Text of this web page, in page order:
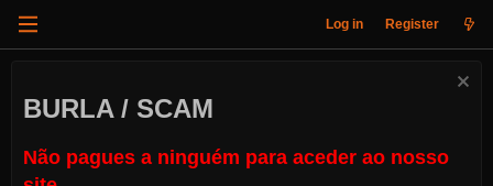
Log in Register
BURLA / SCAM
Não pagues a ninguém para aceder ao nosso